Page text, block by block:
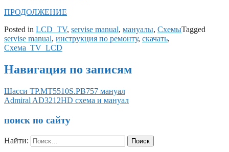
ПРОДОЛЖЕНИЕ
Posted in LCD_TV, servise manual, мануалы, СхемыTagged
servise manual, инструкция по ремонту, скачать,
Схема_TV_LCD
Навигация по записям
Шасси TP.MT5510S.PB757 мануал
Admiral AD3212HD схема и мануал
поиск по сайту
Найти: